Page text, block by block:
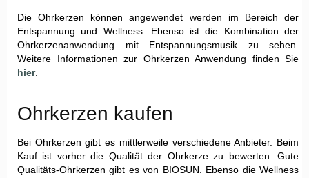
Die Ohrkerzen können angewendet werden im Bereich der
Entspannung und Wellness. Ebenso ist die Kombination der
Ohrkerzenanwendung mit Entspannungsmusik zu sehen.
Weitere Informationen zur Ohrkerzen Anwendung finden Sie
hier.
Ohrkerzen kaufen
Bei Ohrkerzen gibt es mittlerweile verschiedene Anbieter. Beim
Kauf ist vorher die Qualität der Ohrkerze zu bewerten. Gute
Qualitäts-Ohrkerzen gibt es von BIOSUN. Ebenso die Wellness